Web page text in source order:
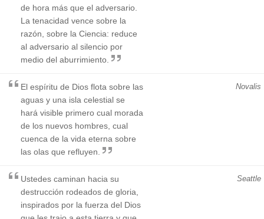
de hora más que el adversario.
La tenacidad vence sobre la
razón, sobre la Ciencia: reduce
al adversario al silencio por
medio del aburrimiento.
Novalis
El espíritu de Dios flota sobre las
aguas y una isla celestial se
hará visible primero cual morada
de los nuevos hombres, cual
cuenca de la vida eterna sobre
las olas que refluyen.
Seattle
Ustedes caminan hacia su
destrucción rodeados de gloria,
inspirados por la fuerza del Dios